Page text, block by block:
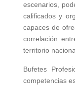
escenarios,
calificados y
capaces de
correlación
territorio
Bufetes
competencias